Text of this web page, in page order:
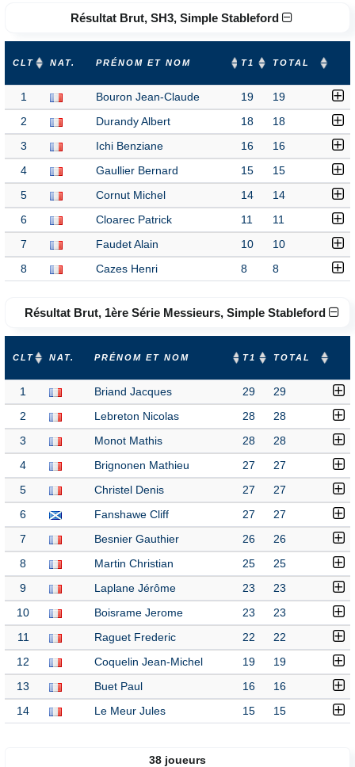
Résultat Brut, SH3, Simple Stableford
CLT NAT. PRÉNOM ET NOM T1 TOTAL
1 Bouron Jean-Claude 19 19
2 Durandy Albert 18 18
3 Ichi Benziane 16 16
4 Gaullier Bernard 15 15
5 Cornut Michel 14 14
6 Cloarec Patrick 11 11
7 Faudet Alain 10 10
8 Cazes Henri 8 8
Résultat Brut, 1ère Série Messieurs, Simple Stableford
CLT NAT. PRÉNOM ET NOM T1 TOTAL
1 Briand Jacques 29 29
2 Lebreton Nicolas 28 28
3 Monot Mathis 28 28
4 Brignonen Mathieu 27 27
5 Christel Denis 27 27
6 Fanshawe Cliff 27 27
7 Besnier Gauthier 26 26
8 Martin Christian 25 25
9 Laplane Jérôme 23 23
10 Boisrame Jerome 23 23
11 Raguet Frederic 22 22
12 Coquelin Jean-Michel 19 19
13 Buet Paul 16 16
14 Le Meur Jules 15 15
38 joueurs